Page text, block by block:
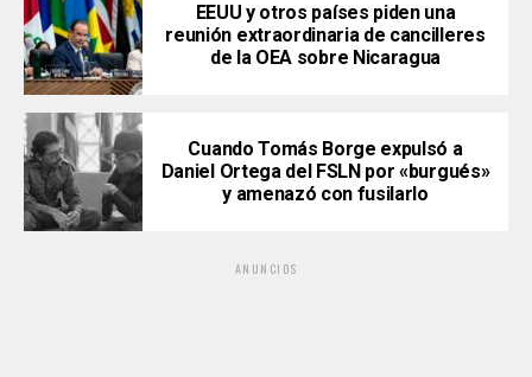
EEUU y otros países piden una
reunión extraordinaria de cancilleres
de la OEA sobre Nicaragua
Cuando Tomás Borge expulsó a
Daniel Ortega del FSLN por «burgués»
y amenazó con fusilarlo
ANUNCIOS